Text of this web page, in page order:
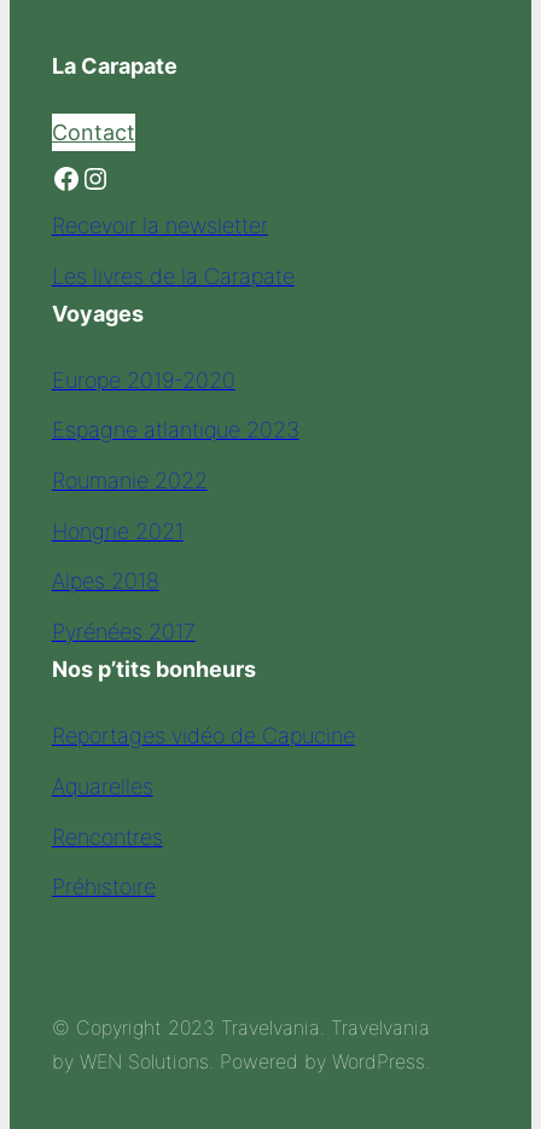
La Carapate
Contact
Facebook Instagram
Recevoir la newsletter
Les livres de la Carapate
Voyages
Europe 2019-2020
Espagne atlantique 2023
Roumanie 2022
Hongrie 2021
Alpes 2018
Pyrénées 2017
Nos p’tits bonheurs
Reportages vidéo de Capucine
Aquarelles
Rencontres
Préhistoire
© Copyright 2023 Travelvania. Travelvania
by WEN Solutions. Powered by WordPress.